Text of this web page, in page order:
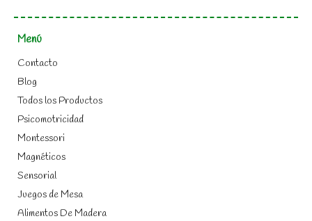
Menú
Contacto
Blog
Todos los Productos
Psicomotricidad
Montessori
Magnéticos
Sensorial
Juegos de Mesa
Alimentos De Madera